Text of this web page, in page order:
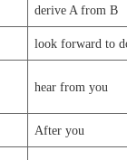
derive A from B
look forward to
hear from you
After you